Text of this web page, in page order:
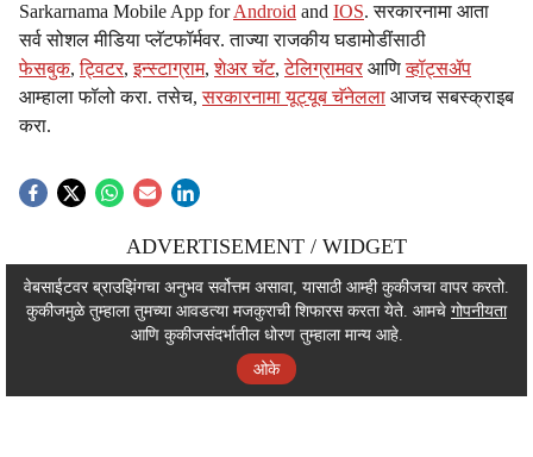
Sarkarnama Mobile App forAndroid and IOS. सरकारनामा आता
सर्व सोशल मीडिया प्लॅटफॉर्मवर. ताज्या राजकीय घडामोडींसाठी
फेसबुक,ट्विटर,इन्स्टाग्राम,शेअर चॅट,टेलिग्रामवर आणिव्हॉट्सॲप
आम्हाला फॉलो करा. तसेच,सरकारनामा यूट्यूब चॅनेलला आजच सबस्क्राइब
करा.
ADVERTISEMENT / WIDGET
ADVERTISEMENT / WIDGET
ADVERTISEMENT / WIDGET
वेबसाईटवर ब्राउझिंगचा अनुभव सर्वोत्तम असावा, यासाठी आम्ही कुकीजचा वापर करतो.
कुकीजमुळे तुम्हाला तुमच्या आवडत्या मजकुराची शिफारस करता येते. आमचे गोपनीयता
आणि कुकीजसंदर्भातील धोरण तुम्हाला मान्य आहे.
ओके